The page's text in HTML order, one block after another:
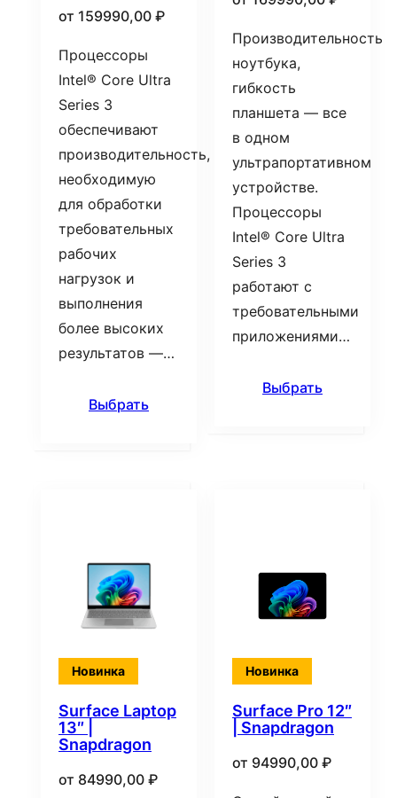
от 159990,00 ₽
Процессоры
Intel® Core Ultra
Series 3
обеспечивают
производительность,
необходимую
для обработки
требовательных
рабочих
нагрузок и
выполнения
более высоких
результатов —…
Выбрать
Производительность
ноутбука,
гибкость
планшета — все
в одном
ультрапортативном
устройстве.
Процессоры
Intel® Core Ultra
Series 3
работают с
требовательными
приложениями…
Выбрать
Новинка
Surface Laptop
13″ |
Snapdragon
от 84990,00 ₽
Новинка
Surface Pro 12″
| Snapdragon
от 94990,00 ₽